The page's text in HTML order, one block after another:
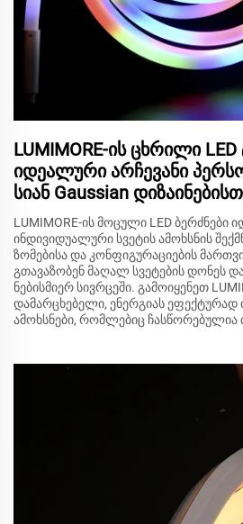
LUMIMORE-ის ცხრილი LED
იდეალური არჩევანი
სიან Gaussian
LUMIMORE-ის მოცული LED ბერძნები
ინდივიდუალური სვეტის ამოხსნის
ზომებისა და კონფიგურაციების
გთავაზობენ მაღალ სვეტების დონეს
ნებისმიერ სივრცეში. გამოიყენეთ
დამარცხებელი, ენერგიას ეფექტურად
ამოხსნები, რომლებიც ჩასწორებულია